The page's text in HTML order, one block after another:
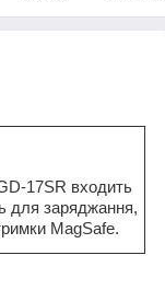
17SR входить
для заряджання,
MagSafe.